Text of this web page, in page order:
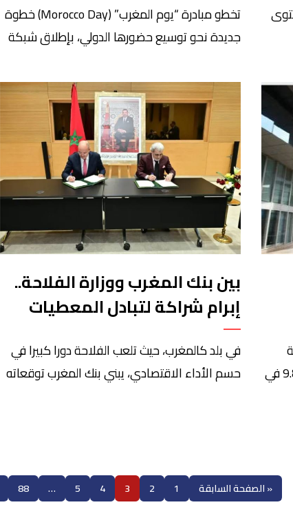
ثقة
هذه الأسر خلال الفصل الثاني من سنة 2026،
تخطو مبادرة “يوم المغرب” (Morocco Day) خطوة
جديدة نحو توسيع حضورها الدولي، بإطلاق شبكة
الأعمال، انطلاقاً من العاصمة الأمريكية واشنطن،
في مبادرة تروم تعزيز التعاون الاقتصادي وربط
الفاعلين الاقتصاديين عبر مختلف القارات. ويأتي
هذا التوسع بعد الاعتراف الرسمي بالمبادرة من
قبل مجلس مقاطعة كولومبيا، في خطوة تعكس
المكانة المتنامية […]
2026 على وقع تحسن في مداخيلها بنسبة 9.8 في
بلغت
بين بنك المغرب ووزارة الفلاحة..
إبرام شراكة لتبادل المعطيات
حول الموسم الفلاحي
في بلد كالمغرب، حيث تلعب الفلاحة دورا كبيرا في
حسم الأداء الاقتصادي، يبني بنك المغرب توقعاته
اتفاقية شراكة بهدف تبادل المعطيات تبادل
المعطيات والمعلومات والخبرات في مجالات
« الصفحة السابقة 1
2
3
4
5
…
88